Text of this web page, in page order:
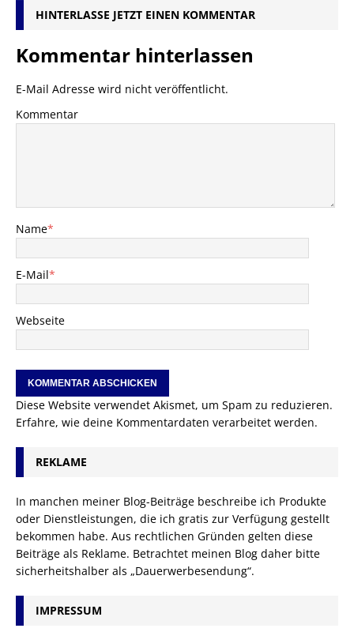
HINTERLASSE JETZT EINEN KOMMENTAR
Kommentar hinterlassen
E-Mail Adresse wird nicht veröffentlicht.
Kommentar
Name*
E-Mail*
Webseite
Diese Website verwendet Akismet, um Spam zu reduzieren.
Erfahre, wie deine Kommentardaten verarbeitet werden.
REKLAME
In manchen meiner Blog-Beiträge beschreibe ich Produkte
oder Dienstleistungen, die ich gratis zur Verfügung gestellt
bekommen habe. Aus rechtlichen Gründen gelten diese
Beiträge als Reklame. Betrachtet meinen Blog daher bitte
sicherheitshalber als „Dauerwerbesendung“.
IMPRESSUM